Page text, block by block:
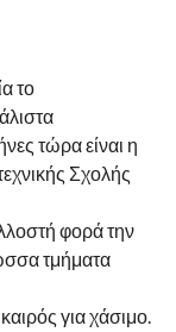
το
τώρα είναι η
Σχολής
φορά την
τμήματα
για χάσιμο.